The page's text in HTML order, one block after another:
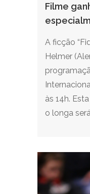
Filme
A ficção
Helmer
às 14h.
o longa